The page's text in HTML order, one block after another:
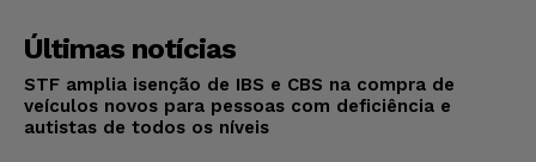
Últimas notícias
STF amplia isenção de IBS e CBS na compra de
veículos novos para pessoas com deficiência e
autistas de todos os níveis